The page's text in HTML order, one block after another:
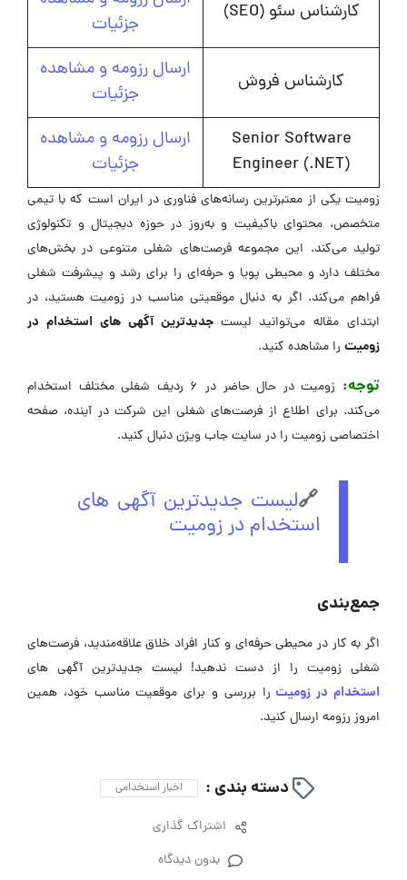
کارشناس سئو (SEO)
جزئیات
کارشناس فروش
ارسال رزومه و مشاهده
جزئیات
Senior Software
Engineer (.NET)
ارسال رزومه و مشاهده
جزئیات
زومیت یکی از معتبرترین رسانه‌های فناوری در ایران است که با تیمی
متخصص، محتوای باکیفیت و به‌روز در حوزه دیجیتال و تکنولوژی
تولید می‌کند. این مجموعه فرصت‌های شغلی متنوعی در بخش‌های
مختلف دارد و محیطی پویا و حرفه‌ای را برای رشد و پیشرفت شغلی
فراهم می‌کند. اگر به دنبال موقعیتی مناسب در زومیت هستید، در
ابتدای مقاله می‌توانید لیستجدیدترین آگهی های استخدام در
زومیت را مشاهده کنید.
توجه:
زومیت در حال حاضر در ۶ ردیف شغلی مختلف استخدام
می‌کند. برای اطلاع از فرصت‌های شغلی این شرکت در آینده، صفحه‌
اختصاصی زومیت را در سایت جاب ویژن دنبال کنید.
🔗لیست جدیدترین آگهی های
استخدام در زومیت
جمع‌بندی
اگر به کار در محیطی حرفه‌ای و کنار افراد خلاق علاقه‌مندید، فرصت‌های
شغلی زومیت را از دست ندهید! لیست جدیدترین آگهی های
استخدام در زومیت را بررسی و برای موقعیت مناسب خود، همین
امروز رزومه ارسال کنید.
دسته بندی : اخبار استخدامی
اشتراک گذاری
بدون دیدگاه